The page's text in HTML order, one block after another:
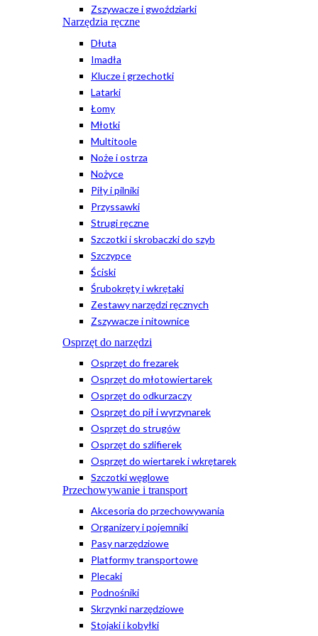
Zszywacze i gwoździarki
Narzędzia ręczne
Dłuta
Imadła
Klucze i grzechotki
Latarki
Łomy
Młotki
Multitoole
Noże i ostrza
Nożyce
Piły i pilniki
Przyssawki
Strugi ręczne
Szczotki i skrobaczki do szyb
Szczypce
Ściski
Śrubokręty i wkrętaki
Zestawy narzędzi ręcznych
Zszywacze i nitownice
Osprzęt do narzędzi
Osprzęt do frezarek
Osprzęt do młotowiertarek
Osprzęt do odkurzaczy
Osprzęt do pił i wyrzynarek
Osprzęt do strugów
Osprzęt do szlifierek
Osprzęt do wiertarek i wkrętarek
Szczotki węglowe
Przechowywanie i transport
Akcesoria do przechowywania
Organizery i pojemniki
Pasy narzędziowe
Platformy transportowe
Plecaki
Podnośniki
Skrzynki narzędziowe
Stojaki i kobyłki